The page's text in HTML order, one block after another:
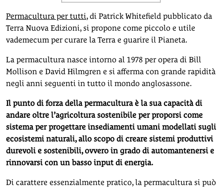
Permacultura per tutti, di Patrick Whitefield pubblicato da
Terra Nuova Edizioni, si propone come piccolo e utile
vademecum per curare la Terra e guarire il Pianeta.
La permacultura nasce intorno al 1978 per opera di Bill
Mollison e David Hilmgren e si afferma con grande rapidità
negli anni seguenti in tutto il mondo anglosassone.
Il punto di forza della permacultura è la sua capacità di
andare oltre l’agricoltura sostenibile per proporsi come
sistema per progettare insediamenti umani modellati sugli
ecosistemi naturali, allo scopo di creare sistemi produttivi
durevoli e sostenibili, ovvero in grado di automantenersi e
rinnovarsi con un basso input di energia.
Di carattere essenzialmente pratico, la permacultura si può